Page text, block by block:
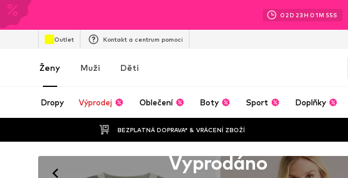
02D 23H 01M 54S
Outlet Kontakt a centrum pomoci
Ženy Muži Děti
Dropy Výprodej Oblečení Boty Sport Doplňky
BEZPLATNÁ DOPRAVA* & VRÁCENÍ ZBOŽÍ
Vyprodáno